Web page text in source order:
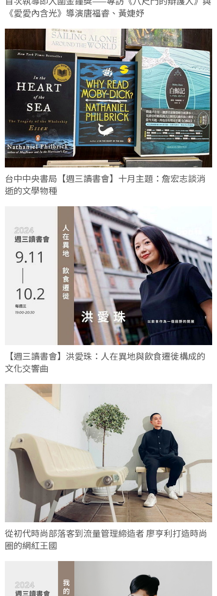
《愛愛內含光》導演唐福睿、黃婕妤
台中中央書局【週三讀書會】十月主題：詹宏志談消
逝的文學物種
【週三讀書會】洪愛珠：人在異地與飲食遷徙構成的
文化交響曲
從初代時尚部落客到流量管理締造者 廖亨利打造時尚
圈的網紅王國